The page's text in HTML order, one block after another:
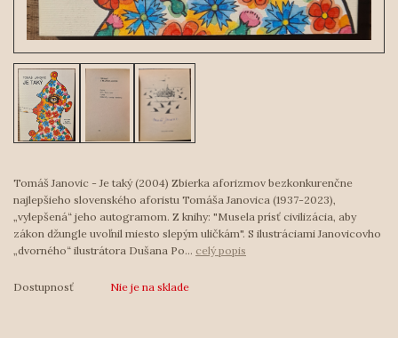
Tomáš Janovic - Je taký (2004) Zbierka aforizmov bezkonkurenčne
najlepšieho slovenského aforistu Tomáša Janovica (1937-2023),
„vylepšená“ jeho autogramom. Z knihy: "Musela prísť civilizácia, aby
zákon džungle uvoľnil miesto slepým uličkám". S ilustráciami Janovicovho
„dvorného“ ilustrátora Dušana Po... celý popis
Dostupnosť Nie je na sklade